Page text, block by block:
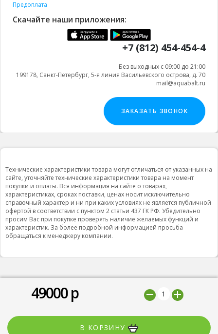
49000р
В КОРЗИНУ
Предоплата
Скачайте наши приложения:
+7 (812) 454-454-4
Без выходных с 09:00 до 21:00
199178, Санкт-Петербург, 5-я линия Васильевского острова, д. 70
mail@aquabalt.ru
ЗАКАЗАТЬ ЗВОНОК
Технические характеристики товара могут отличаться от указанных на
сайте, уточняйте технические характеристики товара на момент
покупки и оплаты. Вся информация на сайте о товарах,
характеристиках, сроках поставки, ценах носит исключительно
справочный характер и ни при каких условиях не является публичной
офертой в соответствии с пунктом 2 статьи 437 ГК РФ. Убедительно
просим Вас при покупке проверять наличие желаемых функций и
характеристик. За более подробной информацией просьба
обращаться к менеджеру компании.
© 2019 ООО "Природная вода”, Все права защищены
Мы принимаем